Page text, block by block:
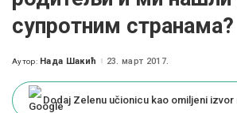
супротним странама?
Posted
Аутор: Нада Шакић 23. март 2017.
Dodaj Zelenu učionicu kao omiljeni izvor